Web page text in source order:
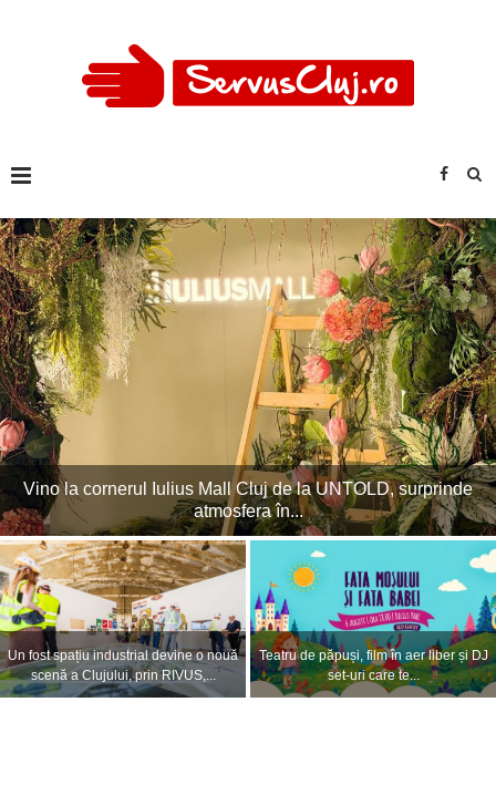
Imagini excepționale la Untold! Peste 120.000 de oameni la
Cluj Arena în...
VIDEO. Imagini spectaculoase de la
concertul lui Sting din prima zi a...
Curse de noapte între Cluj-Napoca și
Gilău pe durata festivalului UNTOLD